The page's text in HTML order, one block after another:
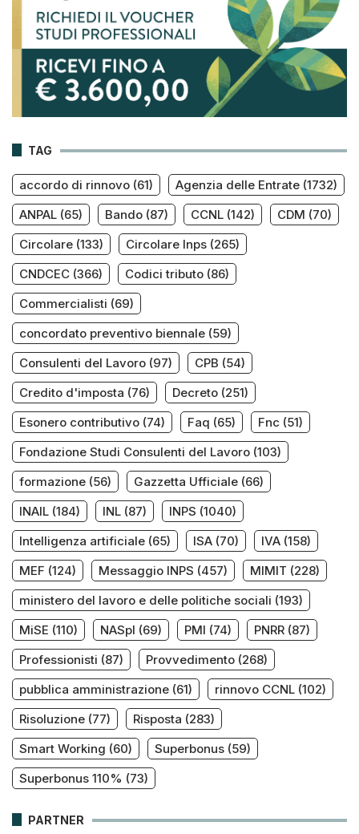
TAG
accordo di rinnovo (61) Agenzia delle Entrate (1732)
ANPAL (65) Bando (87) CCNL (142) CDM (70)
Circolare (133) Circolare Inps (265)
CNDCEC (366) Codici tributo (86)
Commercialisti (69)
concordato preventivo biennale (59)
Consulenti del Lavoro (97) CPB (54)
Credito d'imposta (76) Decreto (251)
Esonero contributivo (74) Faq (65) Fnc (51)
Fondazione Studi Consulenti del Lavoro (103)
formazione (56) Gazzetta Ufficiale (66)
INAIL (184) INL (87) INPS (1040)
Intelligenza artificiale (65) ISA (70) IVA (158)
MEF (124) Messaggio INPS (457) MIMIT (228)
ministero del lavoro e delle politiche sociali (193)
MiSE (110) NASpI (69) PMI (74) PNRR (87)
Professionisti (87) Provvedimento (268)
pubblica amministrazione (61) rinnovo CCNL (102)
Risoluzione (77) Risposta (283)
Smart Working (60) Superbonus (59)
Superbonus 110% (73)
PARTNER